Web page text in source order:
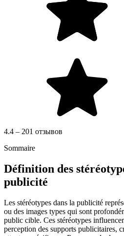
4.4 – 201 отзывов
Sommaire
Définition des
publicité
Les stéréotypes dans la publicité
ou des images types qui sont
public cible. Ces stéréotypes
perception des supports publicitaires,